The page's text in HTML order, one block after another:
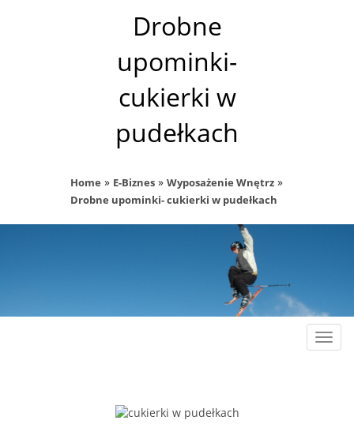
Drobne
upominki-
cukierki w
pudełkach
Home » E-Biznes » Wyposażenie Wnętrz »
Drobne upominki- cukierki w pudełkach